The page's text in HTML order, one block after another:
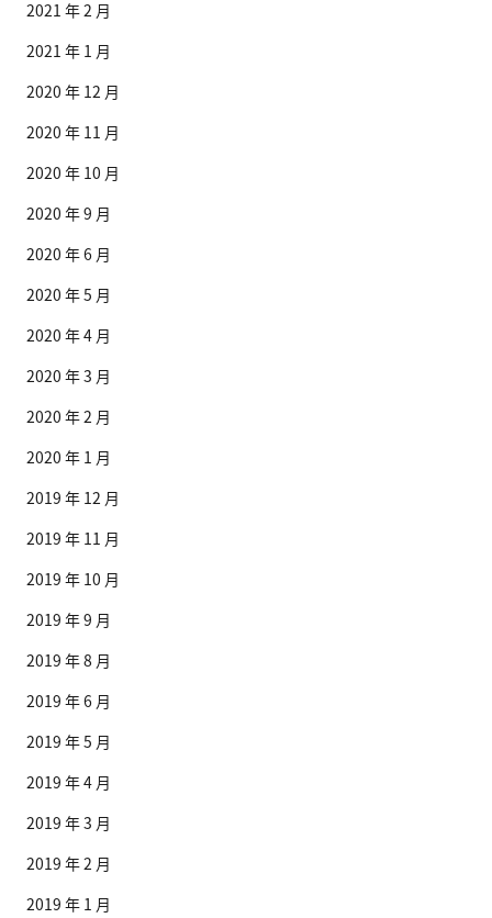
2021 年 2 月
2021 年 1 月
2020 年 12 月
2020 年 11 月
2020 年 10 月
2020 年 9 月
2020 年 6 月
2020 年 5 月
2020 年 4 月
2020 年 3 月
2020 年 2 月
2020 年 1 月
2019 年 12 月
2019 年 11 月
2019 年 10 月
2019 年 9 月
2019 年 8 月
2019 年 6 月
2019 年 5 月
2019 年 4 月
2019 年 3 月
2019 年 2 月
2019 年 1 月